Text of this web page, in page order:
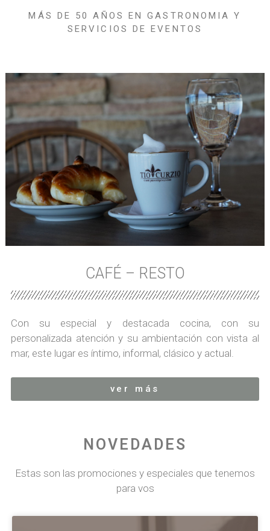
MÁS DE 50 AÑOS EN GASTRONOMIA Y
SERVICIOS DE EVENTOS
CAFÉ – RESTO
Con su especial y destacada cocina, con su
personalizada atención y su ambientación con vista al
mar, este lugar es íntimo, informal, clásico y actual.
ver más
NOVEDADES
Estas son las promociones y especiales que tenemos
para vos